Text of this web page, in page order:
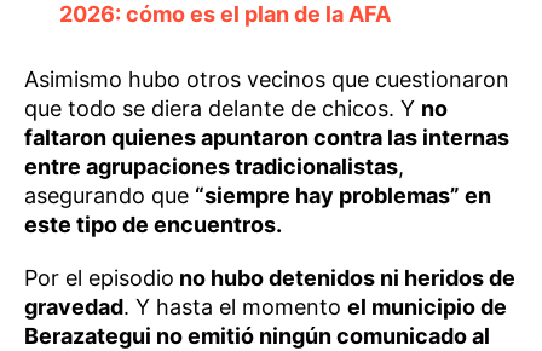
2026: cómo es el plan de la AFA
Asimismo hubo otros vecinos que cuestionaron
que todo se diera delante de chicos. Y no
faltaron quienes apuntaron contra las internas
entre agrupaciones tradicionalistas,
asegurando que “siempre hay problemas” en
este tipo de encuentros.
Por el episodio no hubo detenidos ni heridos de
gravedad. Y hasta el momento el municipio de
Berazategui no emitió ningún comunicado al